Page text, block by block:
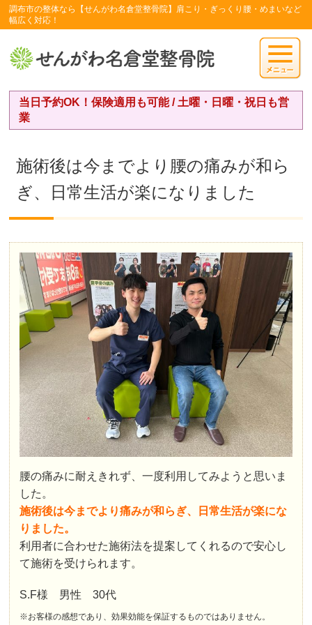
調布市の整体なら【せんがわ名倉堂整骨院】肩こり・ぎっくり腰・めまいなど
幅広く対応！
当日予約OK！保険適用も可能 / 土曜・日曜・祝日も営
業
施術後は今までより腰の痛みが和ら
ぎ、日常生活が楽になりました
腰の痛みに耐えきれず、一度利用してみようと思いま
した。
施術後は今までより痛みが和らぎ、日常生活が楽にな
りました。
利用者に合わせた施術法を提案してくれるので安心し
て施術を受けられます。
S.F様 男性 30代
※お客様の感想であり、効果効能を保証するものではありません。